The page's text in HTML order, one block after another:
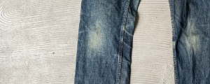
Other brands
TOPS